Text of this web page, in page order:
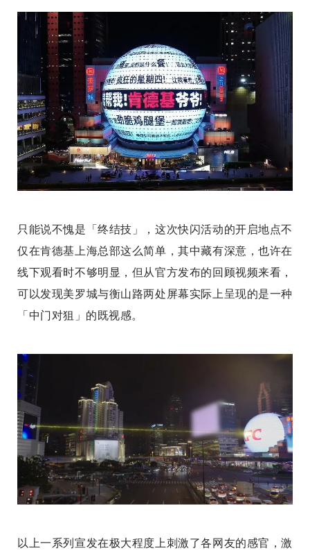
只能说不愧是「终结技」，这次快闪活动的开启地点不
仅在肯德基上海总部这么简单，其中藏有深意，也许在
线下观看时不够明显，但从官方发布的回顾视频来看，
可以发现美罗城与衡山路两处屏幕实际上呈现的是一种
「中门对狙」的既视感。
以上一系列宣发在极大程度上刺激了各网友的感官，激